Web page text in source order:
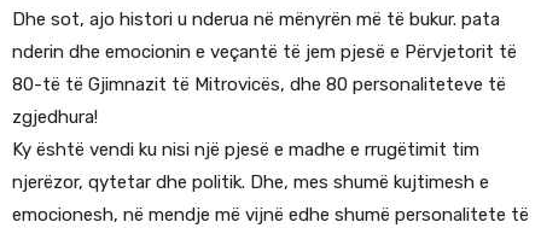
Dhe sot, ajo histori u nderua në mënyrën më të bukur. pata
nderin dhe emocionin e veçantë të jem pjesë e Përvjetorit të
80-të të Gjimnazit të Mitrovicës, dhe 80 personaliteteve të
zgjedhura!
Ky është vendi ku nisi një pjesë e madhe e rrugëtimit tim
njerëzor, qytetar dhe politik. Dhe, mes shumë kujtimesh e
emocionesh, në mendje më vijnë edhe shumë personalitete të